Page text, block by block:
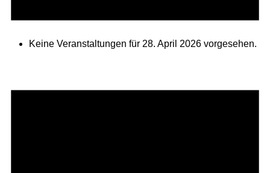
Keine Veranstaltungen für 28. April 2026 vorgesehen.